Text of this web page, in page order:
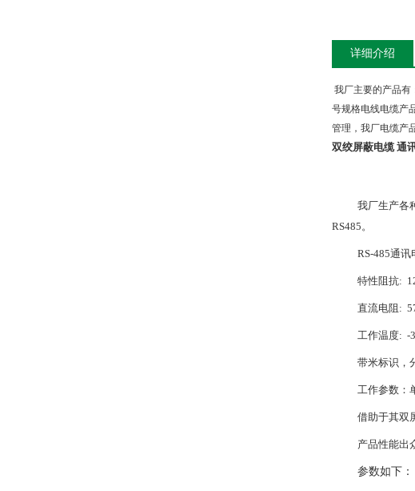
详细介绍
我厂主要的产品有
号规格电线电缆产
管理，我厂电缆产
双绞屏蔽电缆 通
我厂生产各
RS485。
RS-485通讯
特性阻抗:
直流电阻 :
工作温度: -
带米标识，
工作参数 ：
借助于其双
产品性能出
参数如下：